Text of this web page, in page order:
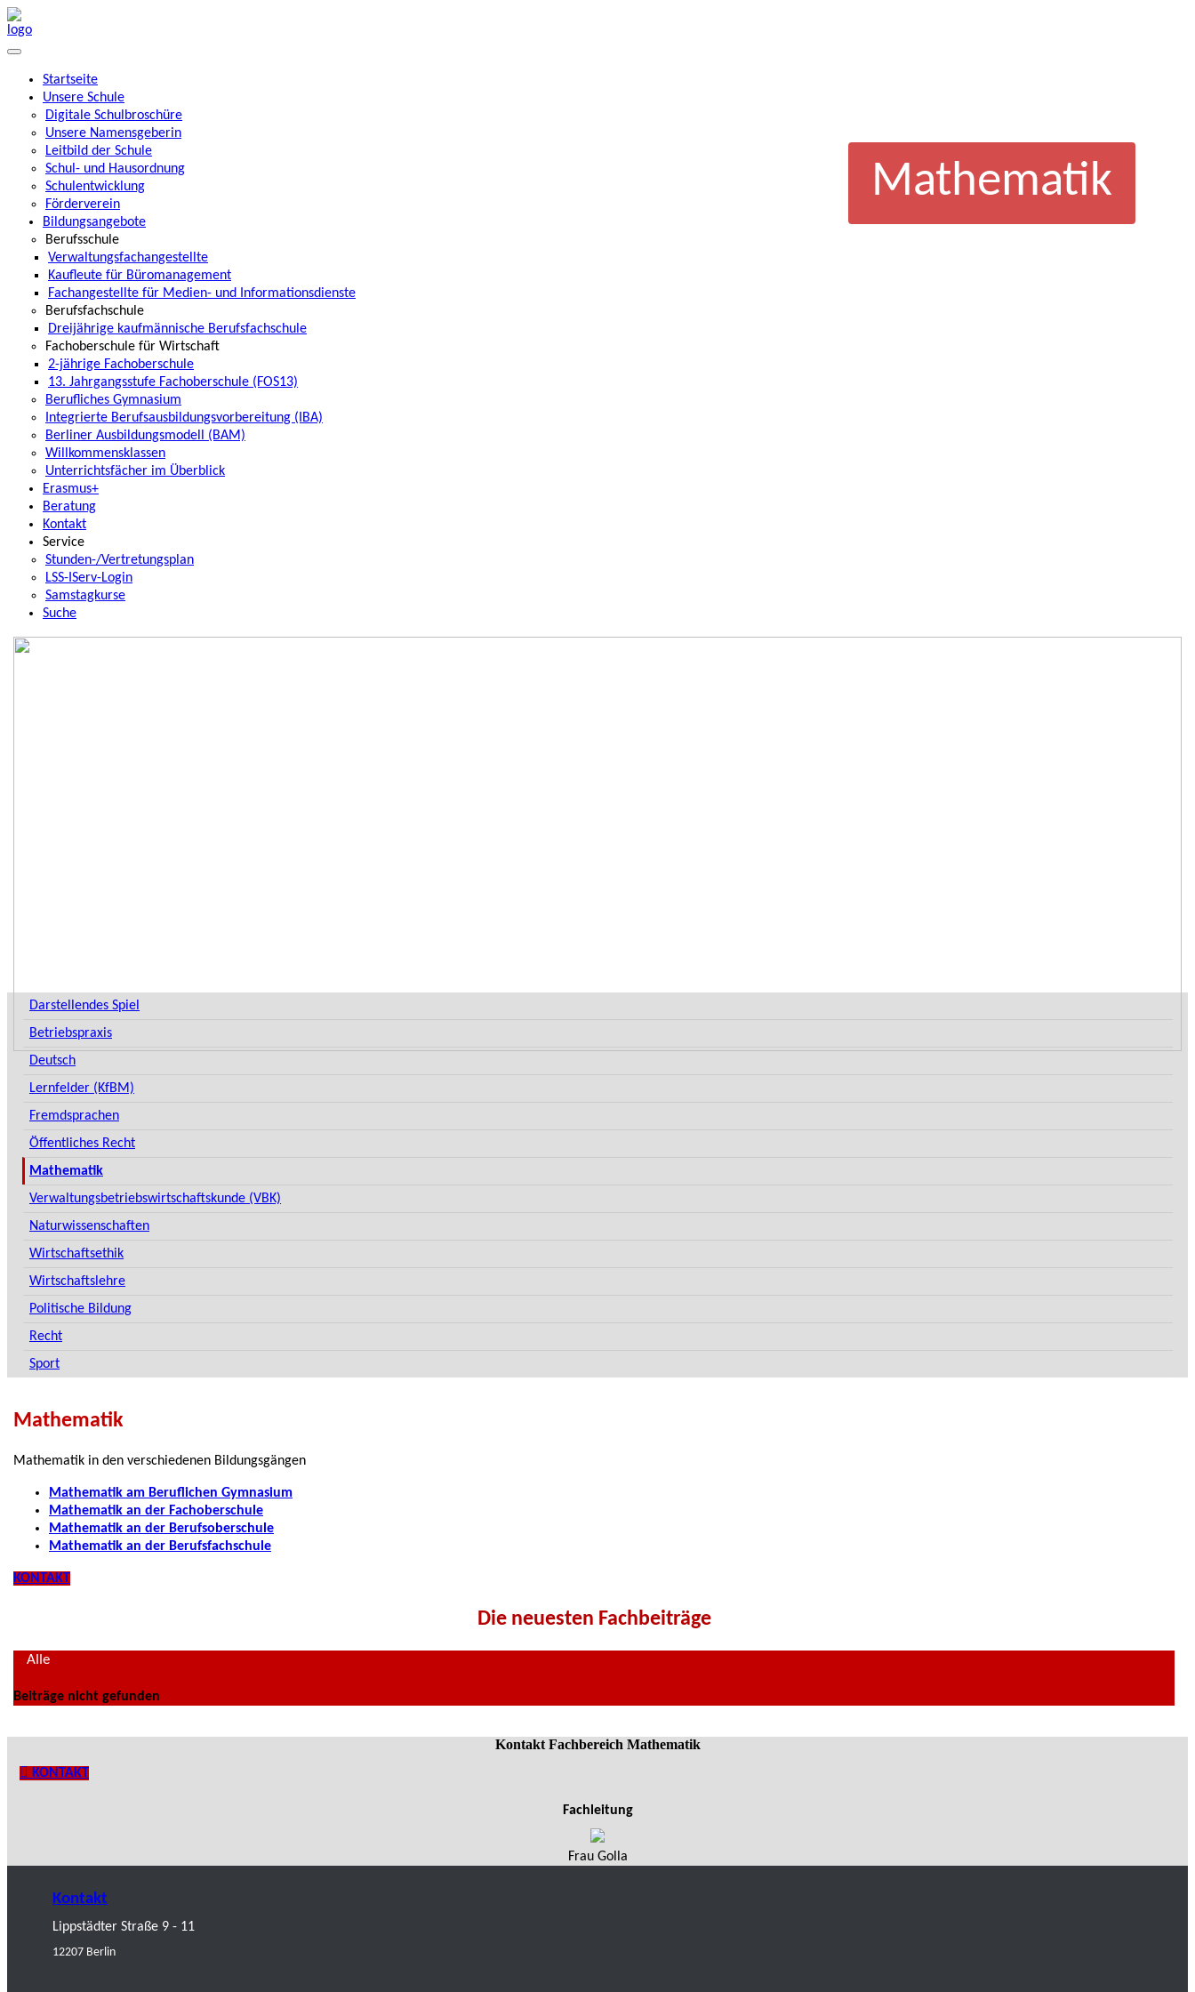
Startseite
Unsere Schule
Digitale Schulbroschüre
Unsere Namensgeberin
Leitbild der Schule
Schul- und Hausordnung
Schulentwicklung
Förderverein
Bildungsangebote
Berufsschule
Verwaltungsfachangestellte
Kaufleute für Büromanagement
Fachangestellte für Medien- und Informationsdienste
Berufsfachschule
Dreijährige kaufmännische Berufsfachschule
Fachoberschule für Wirtschaft
2-jährige Fachoberschule
13. Jahrgangsstufe Fachoberschule (FOS13)
Berufliches Gymnasium
Integrierte Berufsausbildungsvorbereitung (IBA)
Berliner Ausbildungsmodell (BAM)
Willkommensklassen
Unterrichtsfächer im Überblick
Erasmus+
Beratung
Kontakt
Service
Stunden-/Vertretungsplan
LSS-IServ-Login
Samstagkurse
Suche
Mathematik
Darstellendes Spiel
Betriebspraxis
Deutsch
Lernfelder (KfBM)
Fremdsprachen
Öffentliches Recht
Mathematik
Verwaltungsbetriebswirtschaftskunde (VBK)
Naturwissenschaften
Wirtschaftsethik
Wirtschaftslehre
Politische Bildung
Recht
Sport
Mathematik
Mathematik in den verschiedenen Bildungsgängen
Mathematik am Beruflichen Gymnasium
Mathematik an der Fachoberschule
Mathematik an der Berufsoberschule
Mathematik an der Berufsfachschule
KONTAKT
Die neuesten Fachbeiträge
Alle
Beiträge nicht gefunden
Kontakt Fachbereich Mathematik
KONTAKT
Fachleitung
Frau Golla
Kontakt
Lippstädter Straße 9 - 11
12207 Berlin